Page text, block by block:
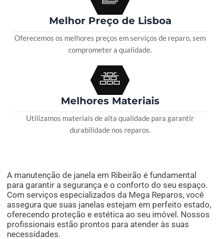
Melhor Preço de Lisboa
Oferecemos os melhores preços em serviços de reparo, sem
comprometer a qualidade.
Melhores Materiais
Utilizamos materiais de alta qualidade para garantir
durabilidade nos reparos.
A manutenção de janela em Ribeirão é fundamental
para garantir a segurança e o conforto do seu espaço.
Com serviços especializados da Mega Reparos, você
assegura que suas janelas estejam em perfeito estado,
oferecendo proteção e estética ao seu imóvel. Nossos
profissionais estão prontos para atender às suas
necessidades.